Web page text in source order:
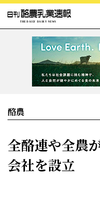
酪農
全酪連や全農
会社を設立